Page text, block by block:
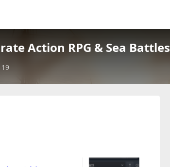
Action RPG & Sea Battles
19